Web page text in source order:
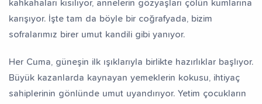
Yetiştiriyorum Dev Külliye Projesi Kur’an-ı
kahkahaları kısılıyor, annelerin gözyaşları çölün kumlarına
karışıyor. İşte tam da böyle bir coğrafyada, bizim
sofralarımız birer umut kandili gibi yanıyor.
Her Cuma, güneşin ilk ışıklarıyla birlikte hazırlıklar başlıyor.
Büyük kazanlarda kaynayan yemeklerin kokusu, ihtiyaç
sahiplerinin gönlünde umut uyandırıyor. Yetim çocukların